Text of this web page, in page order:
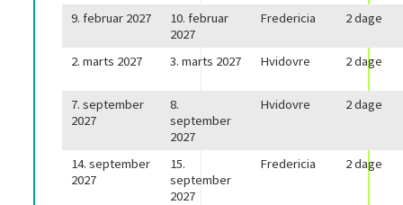
9. februar 2027
10. februar
2027
Fredericia 2 dage
2. marts 2027 3. marts 2027 Hvidovre 2 dage
7. september
2027
8.
september
2027
Hvidovre 2 dage
14. september
2027
15.
september
2027
Fredericia 2 dage